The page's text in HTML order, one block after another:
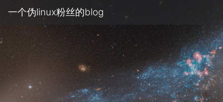
一个伪linux粉丝的blog